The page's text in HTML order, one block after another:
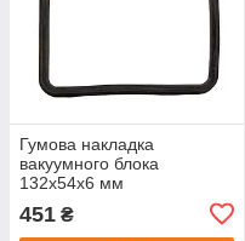
Гумова накладка
вакуумного блока
132x54x6 мм
451 ₴